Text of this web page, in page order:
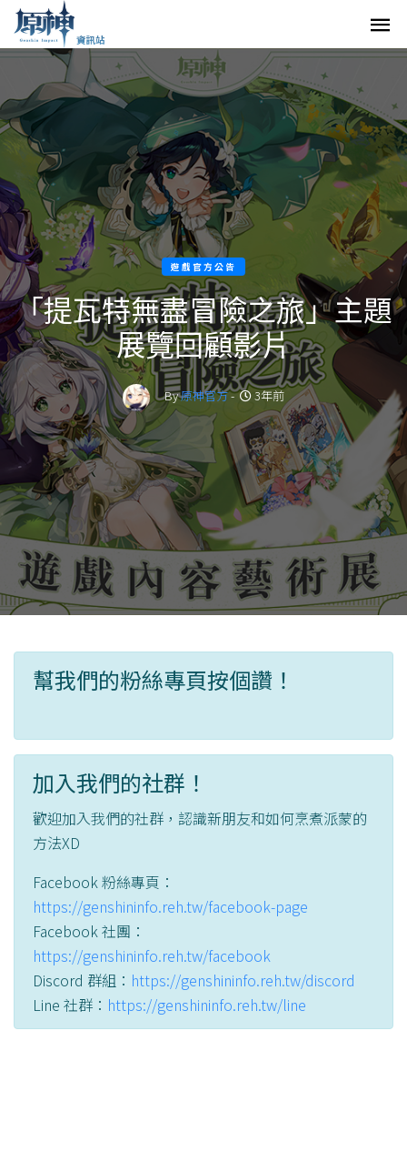
遊戲官方公告
「提瓦特無盡冒險之旅」主題
展覽回顧影片
By原神官方- 3年前
幫我們的粉絲專頁按個讚！
加入我們的社群！
歡迎加入我們的社群，認識新朋友和如何烹煮派蒙的
方法XD
Facebook 粉絲專頁：
https://genshininfo.reh.tw/facebook-page
Facebook 社團：
https://genshininfo.reh.tw/facebook
Discord 群組： https://genshininfo.reh.tw/discord
Line 社群： https://genshininfo.reh.tw/line